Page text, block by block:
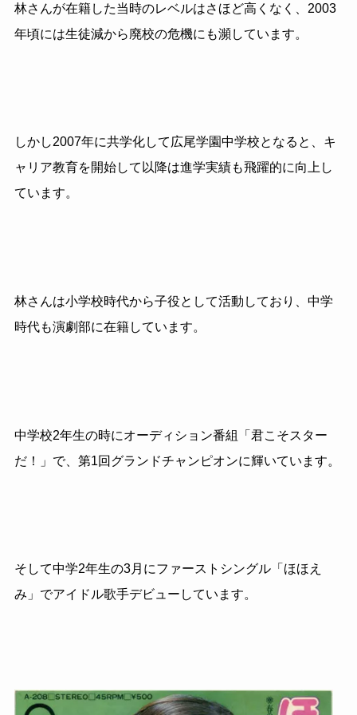
林さんが在籍した当時のレベルはさほど高くなく、 2003
年頃には生徒減から廃校の危機にも瀕しています。
しかし2007年に共学化して広尾学園中学校となると、キ
ャリア教育を開始して以降は進学実績も飛躍的に向上し
ています。
林さんは小学校時代から子役として活動しており、中学
時代も演劇部に在籍しています。
中学校2年生の時にオーディション番組「君こそスター
だ！」で、第1回グランドチャンピオンに輝いています。
そして中学2年生の3月にファーストシングル「ほほえ
み」でアイドル歌手デビューしています。